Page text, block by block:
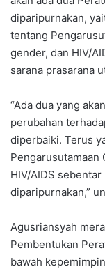
diparipurnakan,
tentang
gender, dan HIV/
sarana prasarana
“Ada dua yang
perubahan
diperbaiki. Terus
Pengarusutamaan
HIV/AIDS
diparipurnakan,”
Agusriansyah
Pembentukan
bawah